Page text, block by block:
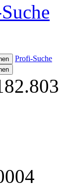
Profi-Suche